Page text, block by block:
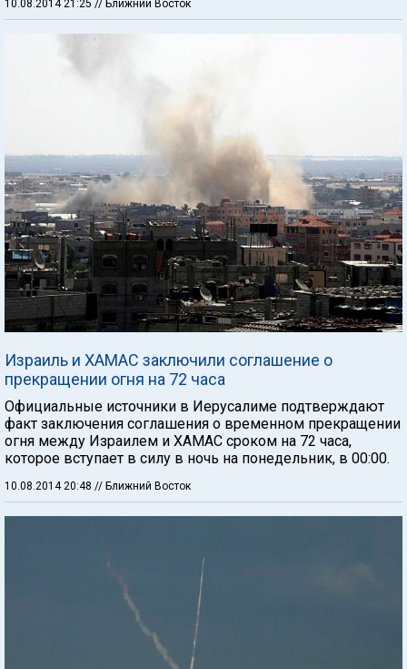
10.08.2014 21:25 // Ближний Восток
Израиль и ХАМАС заключили соглашение о
прекращении огня на 72 часа
Официальные источники в Иерусалиме подтверждают
факт заключения соглашения о временном прекращении
огня между Израилем и ХАМАС сроком на 72 часа,
которое вступает в силу в ночь на понедельник, в 00:00.
10.08.2014 20:48 // Ближний Восток